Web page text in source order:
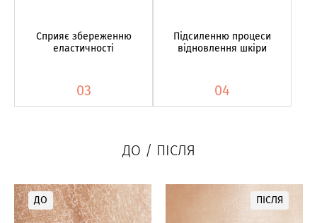
Сприяє збереженню
еластичності
03
Підсиленню процеси
відновлення шкіри
04
ДО / ПІСЛЯ
ДО ПІСЛЯ